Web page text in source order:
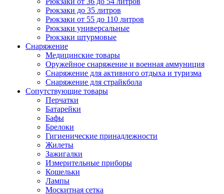
Рюкзаки до 35 литров
Рюкзаки от 55 до 110 литров
Рюкзаки универсальные
Рюкзаки штурмовые
Снаряжение
Медицинские товары
Оружейное снаряжение и военная аммуниция
Снаряжение для активного отдыха и туризма
Снаряжение для страйкбола
Сопутствующие товары
Перчатки
Батарейки
Бафы
Брелоки
Гигиенические принадлежности
Жилеты
Зажигалки
Измерительные приборы
Кошельки
Лампы
Москитная сетка